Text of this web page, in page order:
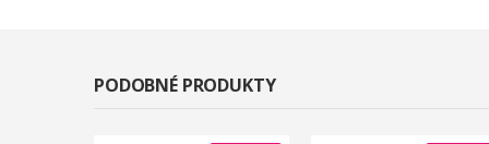
PODOBNÉ PRODUKTY